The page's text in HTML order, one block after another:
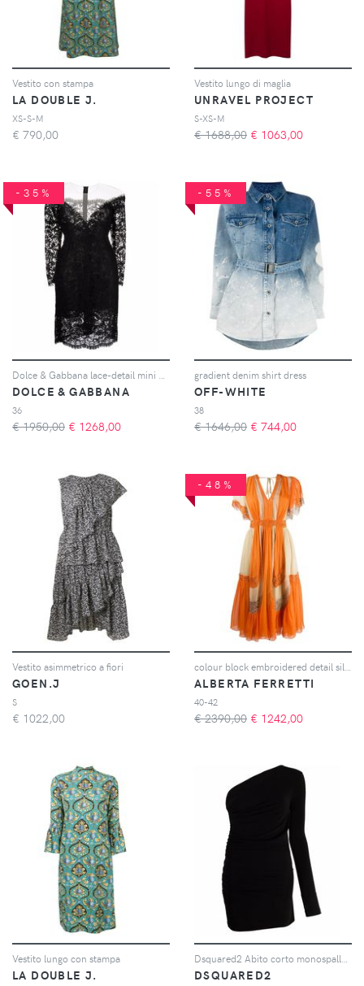
Vestito con stampa
LA DOUBLE J.
XS-S-M
€ 790,00
Vestito lungo di maglia
UNRAVEL PROJECT
S-XS-M
€ 1688,00 € 1063,00
-35%
DOLCE & GABBANA
36
€ 1950,00 € 1268,00
-55%
gradient denim shirt dress
OFF-WHITE
38
€ 1646,00 € 744,00
Vestito asimmetrico a fiori
GOEN.J
S
€ 1022,00
-48%
ALBERTA FERRETTI
40-42
€ 2390,00 € 1242,00
Vestito lungo con stampa
LA DOUBLE J. DSQUARED2